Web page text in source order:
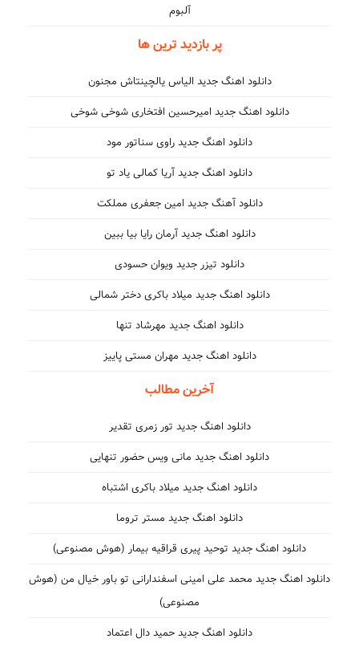
آلبوم
پر بازدید ترین ها
دانلود اهنگ جدید الیاس یالچینتاش مجنون
دانلود اهنگ جدید امیرحسین افتخاری شوخی شوخی
دانلود اهنگ جدید راوی سناتور مود
دانلود اهنگ جدید آریا کمالی یاد تو
دانلود آهنگ جدید امین جعفری مملکت
دانلود اهنگ جدید آرمان رایا بیا ببین
دانلود تیزر جدید ویوان حسودی
دانلود اهنگ جدید میلاد باکری دختر شمالی
دانلود اهنگ جدید مهرشاد تنها
دانلود اهنگ جدید مهران مستی پاییز
آخرین مطالب
دانلود اهنگ جدید تور زمری تقدیر
دانلود اهنگ جدید مانی ویس حضور تنهایی
دانلود اهنگ جدید میلاد باکری اشتباه
دانلود اهنگ جدید مستر تروما
دانلود اهنگ جدید توحید پیری قراقیه بیمار (هوش مصنوعی)
دانلود اهنگ جدید محمد علی امینی اسفندارانی تو باور خیال من (هوش
مصنوعی)
دانلود اهنگ جدید حمید دال اعتماد